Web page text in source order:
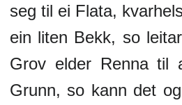
seg til ei Flata,
ein liten Bekk, so
Grov elder Renna til
Grunn, so kann det